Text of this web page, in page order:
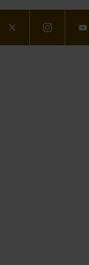
Twitter Instagram